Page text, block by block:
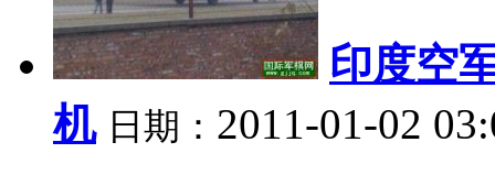
印度空
机 日期： 2011-01-02